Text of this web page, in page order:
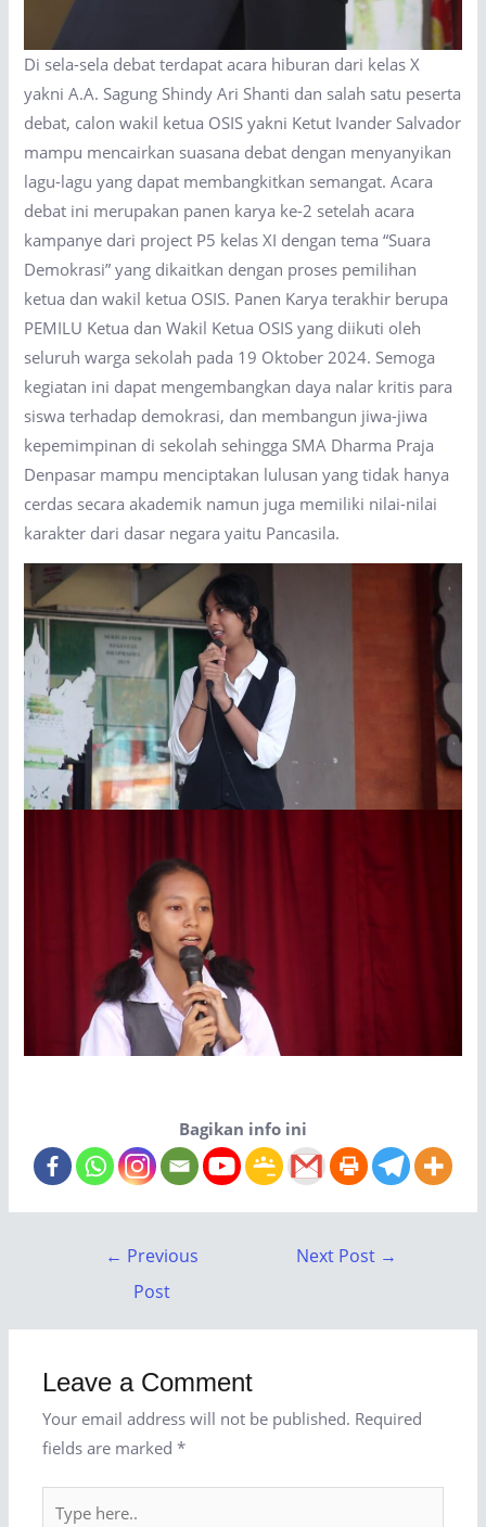
Di sela-sela debat terdapat acara hiburan dari kelas X
yakni A.A. Sagung Shindy Ari Shanti dan salah satu peserta
debat, calon wakil ketua OSIS yakni Ketut Ivander Salvador
mampu mencairkan suasana debat dengan menyanyikan
lagu-lagu yang dapat membangkitkan semangat. Acara
debat ini merupakan panen karya ke-2 setelah acara
kampanye dari project P5 kelas XI dengan tema “Suara
Demokrasi” yang dikaitkan dengan proses pemilihan
ketua dan wakil ketua OSIS. Panen Karya terakhir berupa
PEMILU Ketua dan Wakil Ketua OSIS yang diikuti oleh
seluruh warga sekolah pada 19 Oktober 2024. Semoga
kegiatan ini dapat mengembangkan daya nalar kritis para
siswa terhadap demokrasi, dan membangun jiwa-jiwa
kepemimpinan di sekolah sehingga SMA Dharma Praja
Denpasar mampu menciptakan lulusan yang tidak hanya
cerdas secara akademik namun juga memiliki nilai-nilai
karakter dari dasar negara yaitu Pancasila.
Bagikan info ini
← Previous
Post
Next Post →
Leave a Comment
Your email address will not be published. Required
fields are marked*